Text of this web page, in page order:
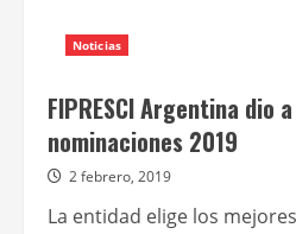
Noticias
FIPRESCI Argentina dio
nominaciones 2019
2 febrero, 2019
La entidad elige los